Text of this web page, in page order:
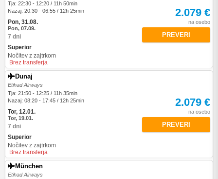
Tja: 22:30 - 12:20 / 11h 50min
Nazaj: 20:30 - 06:55 / 12h 25min
Pon, 31.08.
Pon, 07.09.
7 dni
Superior
Nočitev z zajtrkom
Brez transferja
2.079 €
na osebo
PREVERI
Dunaj
Etihad Airways
Tja: 21:50 - 12:25 / 11h 35min
Nazaj: 08:20 - 17:45 / 12h 25min
Tor, 12.01.
Tor, 19.01.
7 dni
Superior
Nočitev z zajtrkom
Brez transferja
2.079 €
na osebo
PREVERI
München
Etihad Airways